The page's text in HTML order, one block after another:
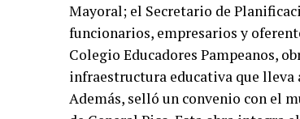
Mayoral; el Secretario de
funcionarios, empresarios y
Colegio Educadores Pampeanos,
infraestructura educativa que
Además, selló un convenio con el